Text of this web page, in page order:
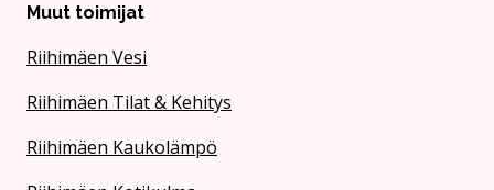
Muut toimijat
Riihimäen Vesi
Riihimäen Tilat & Kehitys
Riihimäen Kaukolämpö